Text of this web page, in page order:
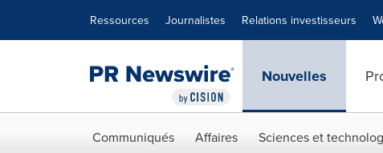
Ressources Journalistes Relations investisseurs
Nouvelles
Communiqués Affaires Sciences et